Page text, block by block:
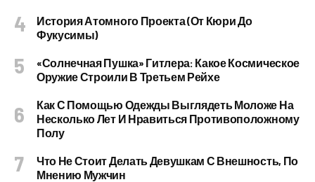
История Атомного Проекта (от Кюри До
Фукусимы)
«Солнечная Пушка» Гитлера: Какое Космическое
Оружие Строили В Третьем Рейхе
Как С Помощью Одежды Выглядеть Моложе На
Несколько Лет И Нравиться Противоположному
Полу
Что Не Стоит Делать Девушкам С Внешность, По
Мнению Мужчин